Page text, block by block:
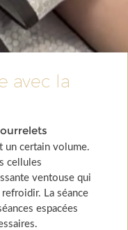
avec la
un certain volume.
cellules
ventouse qui
La séance
espacées